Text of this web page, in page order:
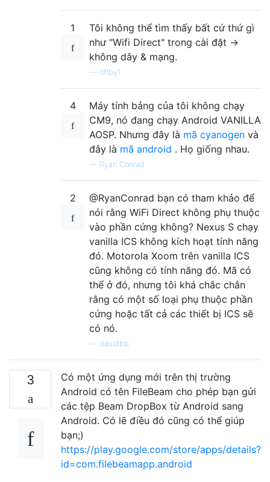
1
Tôi không thể tìm thấy bất cứ thứ gì
như "Wifi Direct" trong cài đặt ->
không dây & mạng.
offby1
4
Máy tính bảng của tôi không chạy
CM9, nó đang chạy Android VANILLA
AOSP. Nhưng đây là mã cyanogen và
đây là mã android . Họ giống nhau.
— Ryan Conrad
2
@RyanConrad bạn có tham khảo để
nói rằng WiFi Direct không phụ thuộc
vào phần cứng không? Nexus S chạy
vanilla ICS không kích hoạt tính năng
đó. Motorola Xoom trên vanilla ICS
cũng không có tính năng đó. Mã có
thể ở đó, nhưng tôi khá chắc chắn
rằng có một số loại phụ thuộc phần
cứng hoặc tất cả các thiết bị ICS sẽ
có nó.
davidbb
3
Có một ứng dụng mới trên thị trường
Android có tên FileBeam cho phép bạn gửi
các tệp Beam DropBox từ Android sang
Android. Có lẽ điều đó cũng có thể giúp
bạn;)
https://play.google.com/store/apps/details?
id=com.filebeamapp.android